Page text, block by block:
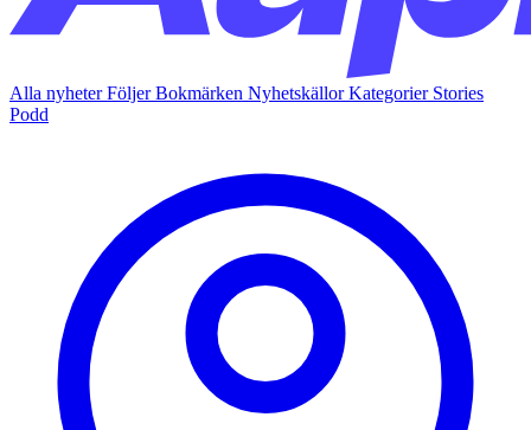
Alla nyheterFöljerBokmärken NyhetskällorKategorier Stories
Podd